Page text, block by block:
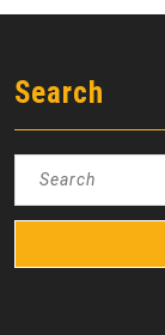
Search
Search